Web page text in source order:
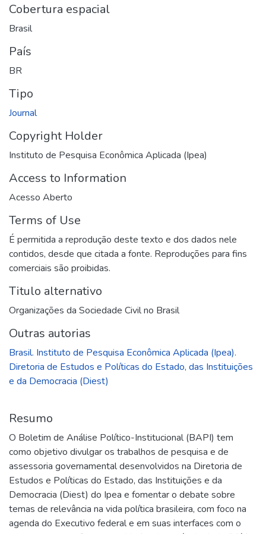
Cobertura espacial
Brasil
País
BR
Tipo
Journal
Copyright Holder
Instituto de Pesquisa Econômica Aplicada (Ipea)
Access to Information
Acesso Aberto
Terms of Use
É permitida a reprodução deste texto e dos dados nele
contidos, desde que citada a fonte. Reproduções para fins
comerciais são proibidas.
Titulo alternativo
Organizações da Sociedade Civil no Brasil
Outras autorias
Brasil. Instituto de Pesquisa Econômica Aplicada (Ipea).
Diretoria de Estudos e Políticas do Estado, das Instituições
e da Democracia (Diest)
Resumo
O Boletim de Análise Político-Institucional (BAPI) tem
como objetivo divulgar os trabalhos de pesquisa e de
assessoria governamental desenvolvidos na Diretoria de
Estudos e Políticas do Estado, das Instituições e da
Democracia (Diest) do Ipea e fomentar o debate sobre
temas de relevância na vida política brasileira, com foco na
agenda do Executivo federal e em suas interfaces com o